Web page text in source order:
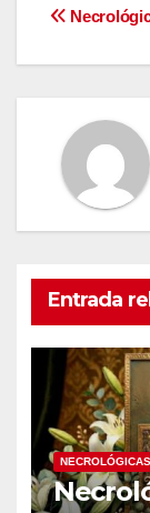
de
Entrada
NECROLÓGICAS